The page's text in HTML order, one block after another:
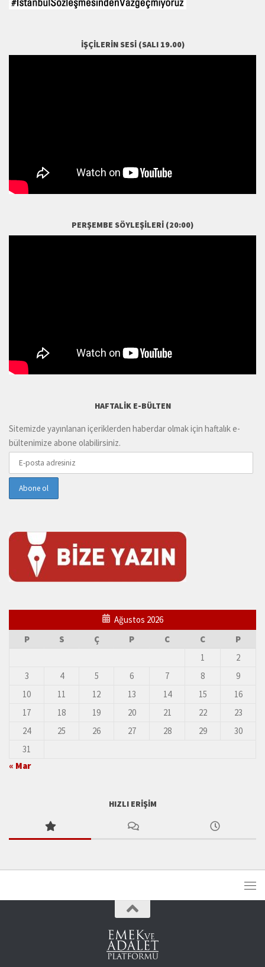
İŞÇILERIN SESI (SALI 19.00)
PERŞEMBE SÖYLEŞILERI (20:00)
HAFTALIK E-BÜLTEN
Sitemizde yayınlanan içeriklerden haberdar olmak için haftalık e-
bültenimize abone olabilirsiniz.
Ağustos 2026
P
S Ç P C C
P
1
2
3
4 5 6 7 8
9
10
11 12 13 14 15
16
17
18 19 20 21 22
23
24
25 26 27 28 29
30
31
« Mar
HIZLI ERIŞIM